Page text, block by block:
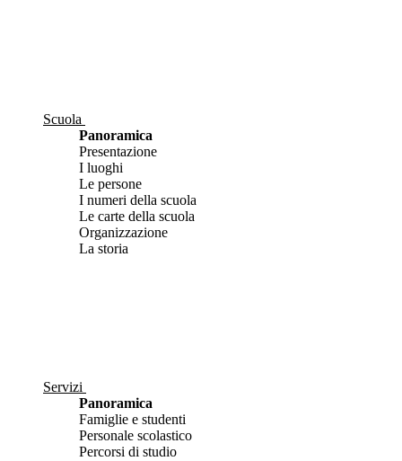
Scuola
Panoramica
Presentazione
I luoghi
Le persone
I numeri della scuola
Le carte della scuola
Organizzazione
La storia
Servizi
Panoramica
Famiglie e studenti
Personale scolastico
Percorsi di studio